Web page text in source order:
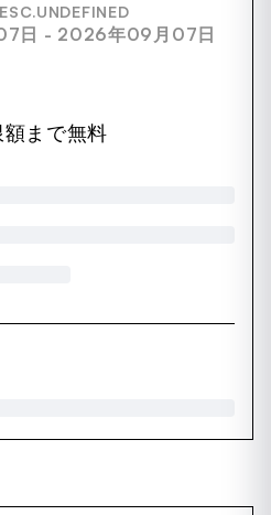
日 - 2026年09月07日
まで無料